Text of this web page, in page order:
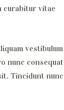
curabitur vitae
vestibulum
nunc consequat
Tincidunt nunc